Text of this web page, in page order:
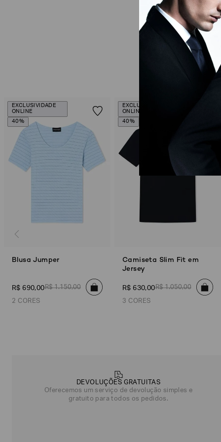
EXCLUSIVIDADE
ONLINE
40%
Blusa Jumper
R$ 690,00R$ 1.150,00
2 CORES
EXCLUSIVIDADE
ONLINE
40%
Camiseta Slim Fit em
Jersey
R$ 630,00R$ 1.050,00
3 CORES
DEVOLUÇÕES GRATUITAS
Oferecemos um serviço de devolução simples e
gratuito para todos os pedidos.
mais
sobre
você?